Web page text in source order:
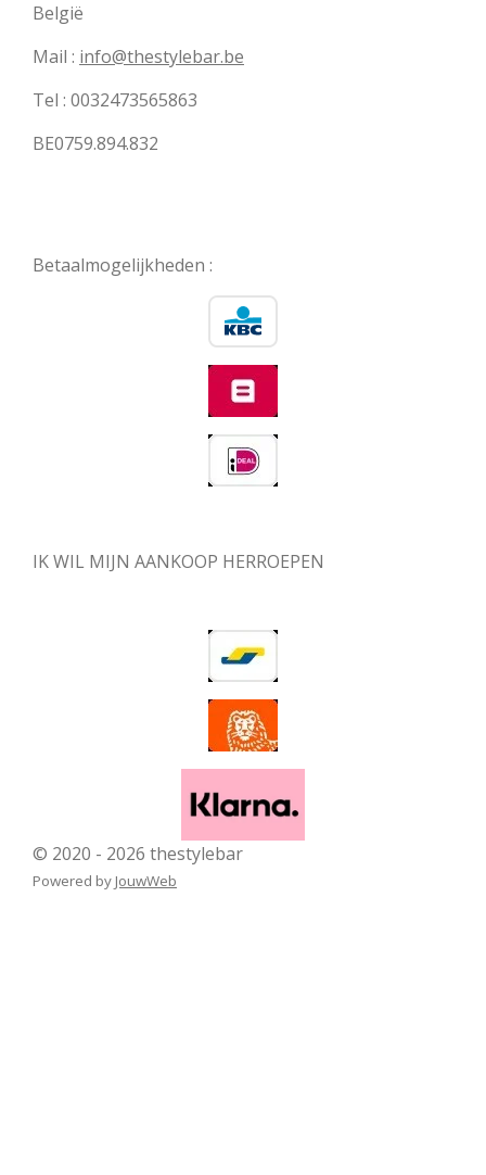
België
Mail : info@thestylebar.be
Tel : 0032473565863
BE0759.894.832
Betaalmogelijkheden :
IK WIL MIJN AANKOOP HERROEPEN
© 2020 - 2026 thestylebar
Powered by JouwWeb